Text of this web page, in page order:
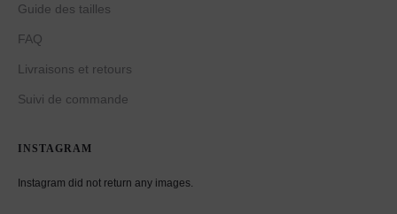
Guide des tailles
FAQ
Livraisons et retours
Suivi de commande
INSTAGRAM
Instagram did not return any images.